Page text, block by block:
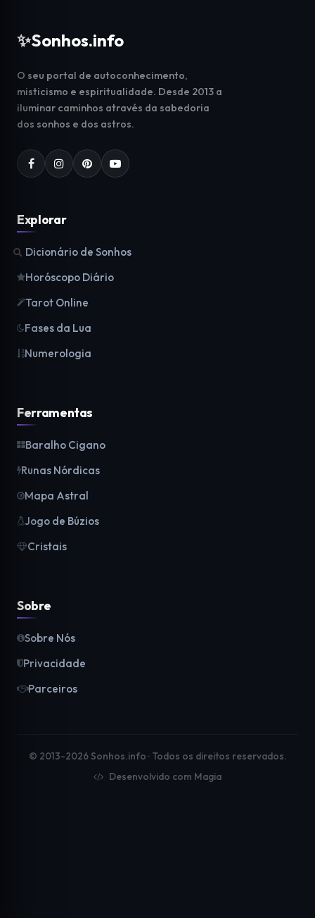
✨Sonhos.info
O seu portal de autoconhecimento,
misticismo e espiritualidade. Desde 2013 a
iluminar caminhos através da sabedoria
dos sonhos e dos astros.
Explorar
Dicionário de Sonhos
Horóscopo Diário
Tarot Online
Fases da Lua
Numerologia
Ferramentas
Baralho Cigano
Runas Nórdicas
Mapa Astral
Jogo de Búzios
Cristais
Sobre
Sobre Nós
Privacidade
Parceiros
© 2013-2026 Sonhos.info · Todos os direitos reservados.
Desenvolvido com Magia